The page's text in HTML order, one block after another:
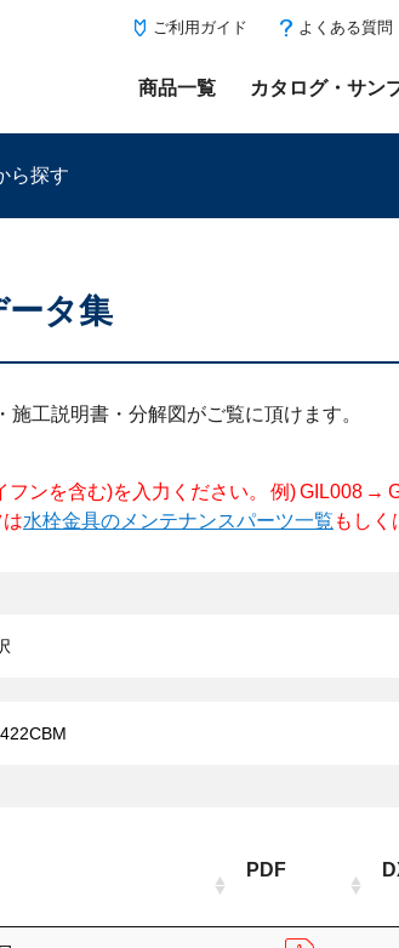
ご利用ガイド よくある質問
商品一覧 カタログ・サン
ら探す
ータ集
工説明書・分解図がご覧に頂けます。
ンを含む)を入力ください。 例) GIL008 →
水栓金具のメンテナンスパーツ一覧 もしく
PDF